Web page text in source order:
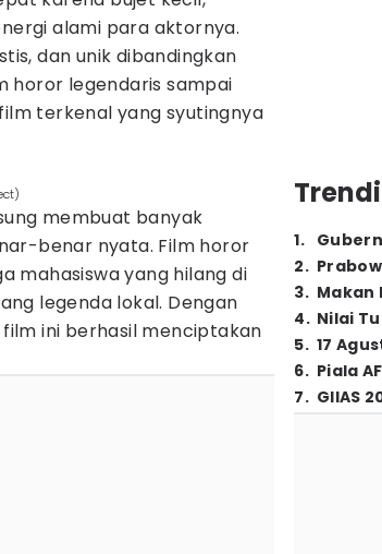
alami para aktornya.
dan unik dibandingkan
horor legendaris sampai
terkenal yang syutingnya
membuat banyak
benar nyata. Film horor
mahasiswa yang hilang di
legenda lokal. Dengan
ini berhasil menciptakan
1.
2.
3. Makan
4. Nilai
5. 17
6. Piala
7. GIIAS